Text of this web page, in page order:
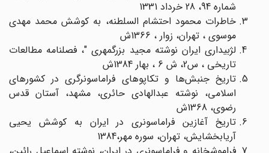
شماره 94، 28 خرداد 1331
خاطرات محمود احتشام السلطنه، به کوشش محمد مهدی
موسوی ، تهران، زوار ، 1366ش
لژبیداری ایران نوشته مجید بزرگمهری "، فصلنامه مطالعات
تاریخی ، س2، ش 6 ، بهار 1384ش
تاریخ جنبش‌ها و تکاپوهای فراماسونرگری در کشورهای
اسلامی، نوشته عبدالهادی حائری، مشهد، آستان قدس
رضوی، 1368ش
تاریخ آغازین فراماسونری در ایران به کوشش یحیی
آریابخشایش، تهران، سوره مهر،1384